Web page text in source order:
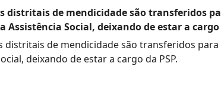
distritais de mendicidade são transferidos
Assistência Social, deixando de estar a cargo
distritais de mendicidade são transferidos
deixando de estar a cargo da PSP.